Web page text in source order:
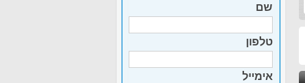
שם
טלפון
אימייל